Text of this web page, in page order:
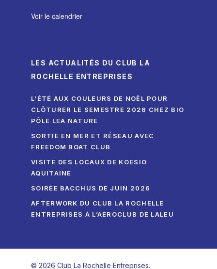
Voir le calendrier
LES ACTUALITÉS DU CLUB LA
ROCHELLE ENTREPRISES
L’ÉTÉ AUX COULEURS DE NOËL POUR
CLÔTURER LE SEMESTRE 2026 CHEZ BIO
PÔLE LEA NATURE
SORTIE EN MER ET RÉSEAU AVEC
FREEDOM BOAT CLUB
VISITE DES LOCAUX DE KOESIO
AQUITAINE
SOIRÉE BACCHUS DE JUIN 2026
AFTERWORK DU CLUB LA ROCHELLE
ENTREPRISES À L’AEROCLUB DE LALEU
© 2026 Club La Rochelle Entreprises.